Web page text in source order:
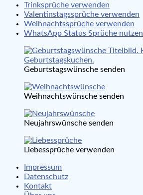
Trinksprüche verwenden
Valentinstagssprüche verwenden
Weihnachtssprüche verwenden
WhatsApp Status Sprüche nutzen
Geburtstagswünsche senden
Weihnachtswünsche senden
Neujahrswünsche senden
Liebessprüche verwenden
Impressum
Datenschutz
Kontakt